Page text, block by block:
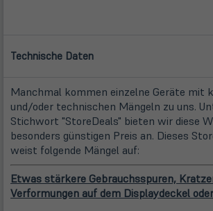
Technische Daten
Manchmal kommen einzelne Geräte mit
und/oder technischen Mängeln zu uns.
Stichwort "StoreDeals" bieten wir diese
besonders günstigen Preis an. Dieses
weist folgende Mängel auf:
Etwas stärkere Gebrauchsspuren,
Verformungen auf dem Displaydeckel